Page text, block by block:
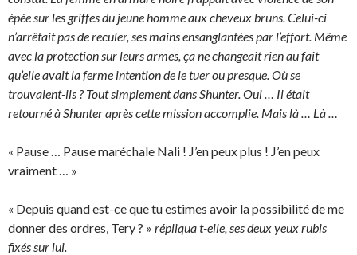
épée sur les griffes du jeune homme aux cheveux bruns. Celui-ci
n’arrêtait pas de reculer, ses mains ensanglantées par l’effort. Même
avec la protection sur leurs armes, ça ne changeait rien au fait
qu’elle avait la ferme intention de le tuer ou presque. Où se
trouvaient-ils ? Tout simplement dans Shunter. Oui … Il était
retourné à Shunter après cette mission accomplie. Mais là … Là …
« Pause … Pause maréchale Nali ! J’en peux plus ! J’en peux
vraiment … »
« Depuis quand est-ce que tu estimes avoir la possibilité de me
donner des ordres, Tery ? » répliqua t-elle, ses deux yeux rubis
fixés sur lui.